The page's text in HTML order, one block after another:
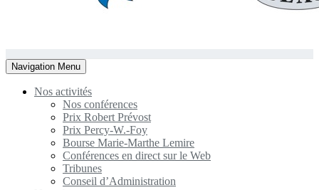
Toggle
navigation
Navigation Menu
Nos activités
Nos conférences
Prix Robert Prévost
Prix Percy-W.-Foy
Bourse Marie-Marthe Lemire
Conférences en direct sur le Web
Tribunes
Conseil d’Administration